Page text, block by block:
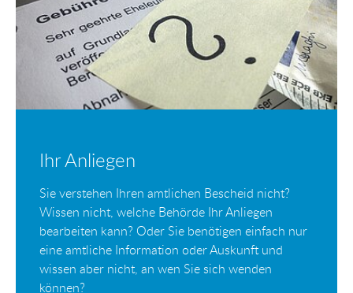
Ihr Anliegen
Sie verstehen Ihren amtlichen Bescheid nicht?
Wissen nicht, welche Behörde Ihr Anliegen
bearbeiten kann? Oder Sie benötigen einfach nur
eine amtliche Information oder Auskunft und
wissen aber nicht, an wen Sie sich wenden
können?